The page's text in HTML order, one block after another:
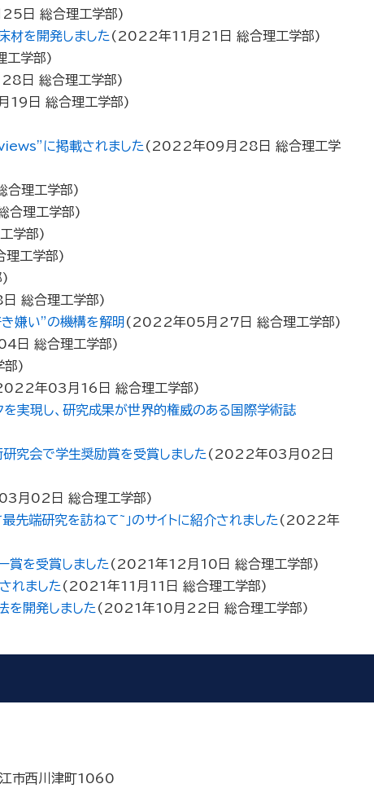
日 総合理工学部)
材を開発しました ( 2022年11月21日 総合理工学部)
工学部)
日 総合理工学部)
19日 総合理工学部)
に掲載されました ( 2022年09月28日 総合理工学
合理工学部)
合理工学部)
学部)
理工学部)
)
総合理工学部)
嫌い”の機構を解明 ( 2022年05月27日 総合理工学部)
日 総合理工学部)
部)
年03月16日 総合理工学部)
実現し、研究成果が世界的権威のある国際学術誌
究会で学生奨励賞を受賞しました ( 2022年03月02日
月02日 総合理工学部)
先端研究を訪ねて~」のサイトに紹介されました ( 2022年
賞を受賞しました ( 2021年12月10日 総合理工学部)
れました ( 2021年11月11日 総合理工学部)
を開発しました ( 2021年10月22日 総合理工学部)
市西川津町1060